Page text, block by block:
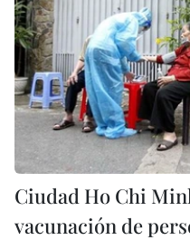
Ciudad Ho Chi
vacunación de